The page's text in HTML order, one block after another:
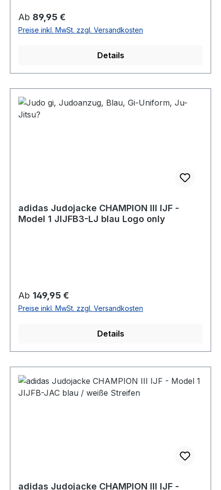
Regulärer Preis:
Ab 89,95 €
Preise inkl. MwSt. zzgl. Versandkosten
Details
adidas Judojacke CHAMPION III IJF -
Model 1 JIJFB3-LJ blau Logo only
Regulärer Preis:
Ab 149,95 €
Preise inkl. MwSt. zzgl. Versandkosten
Details
adidas Judojacke CHAMPION III IJF -